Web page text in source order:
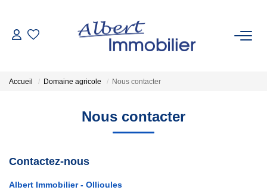
ESTIMATION
GESTION LOCATIVE
Accueil Domaine agricole Nous contacter
Nous contacter
Contactez-nous
Albert Immobilier - Ollioules